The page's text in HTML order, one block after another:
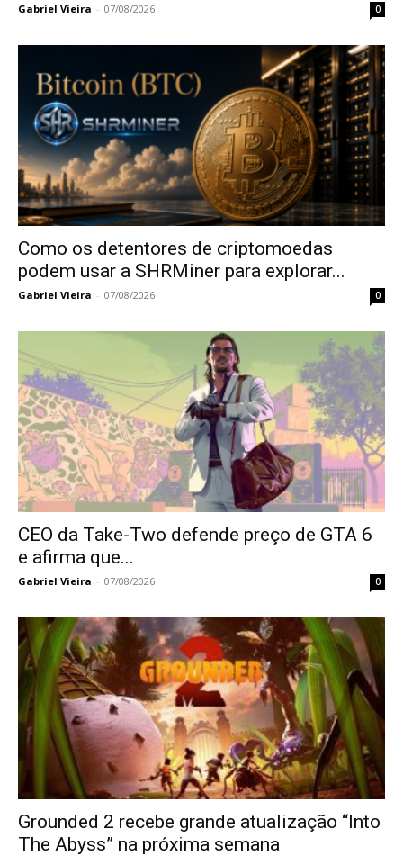
Gabriel Vieira - 07/08/2026 0
Como os detentores de criptomoedas
podem usar a SHRMiner para explorar...
Gabriel Vieira - 07/08/2026 0
CEO da Take-Two defende preço de GTA 6
e afirma que...
Gabriel Vieira - 07/08/2026 0
Grounded 2 recebe grande atualização “Into
The Abyss” na próxima semana